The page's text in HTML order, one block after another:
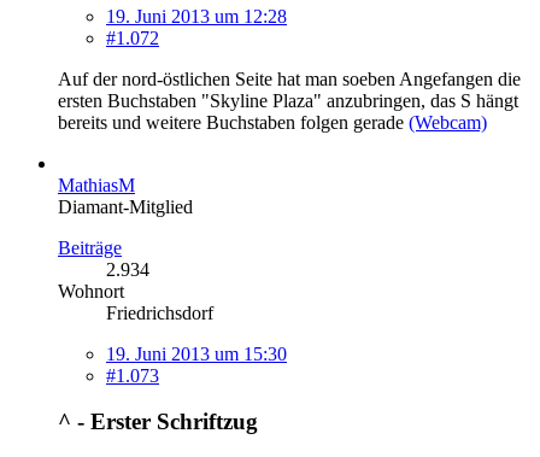
19. Juni 2013 um 12:28
#1.072
Auf der nord-östlichen Seite hat man soeben Angefangen die
ersten Buchstaben "Skyline Plaza" anzubringen, das S hängt
bereits und weitere Buchstaben folgen gerade (Webcam)
MathiasM
Diamant-Mitglied
Beiträge
2.934
Wohnort
Friedrichsdorf
19. Juni 2013 um 15:30
#1.073
^ - Erster Schriftzug